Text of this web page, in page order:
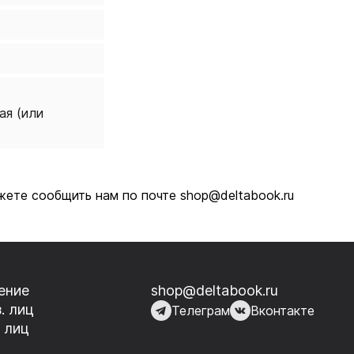
(или
сообщить нам по почте shop@deltabook.ru
лиц
лиц
shop@deltabook.ru
Телеграм Вконтакте